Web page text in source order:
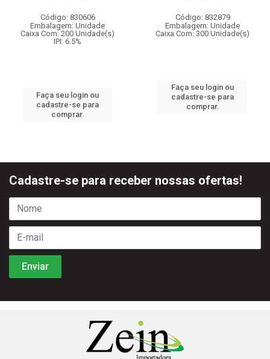
Código: 830606
Embalagem: Unidade
Caixa Com: 200 Unidade(s)
IPI: 6.5%
Faça seu login ou
cadastre-se para
comprar.
Código: 832879
Embalagem: Unidade
Caixa Com: 300 Unidade(s)
Faça seu login ou
cadastre-se para
comprar.
Cadastre-se para receber nossas ofertas!